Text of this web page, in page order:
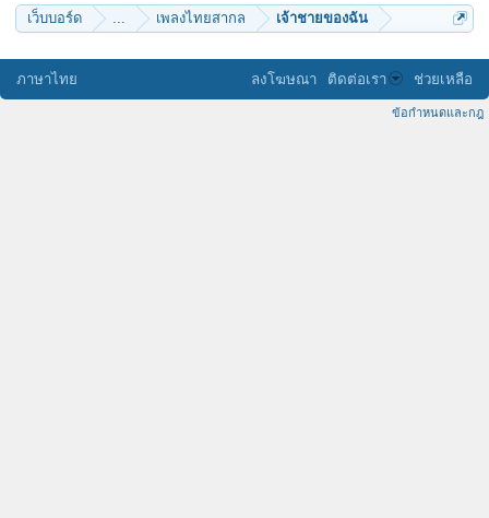
เว็บบอร์ด ... เพลงไทยสากล เจ้าชายของฉัน
ภาษาไทย ลงโฆษณา ติดต่อเรา ช่วยเหลือ
ข้อกำหนดและกฎ